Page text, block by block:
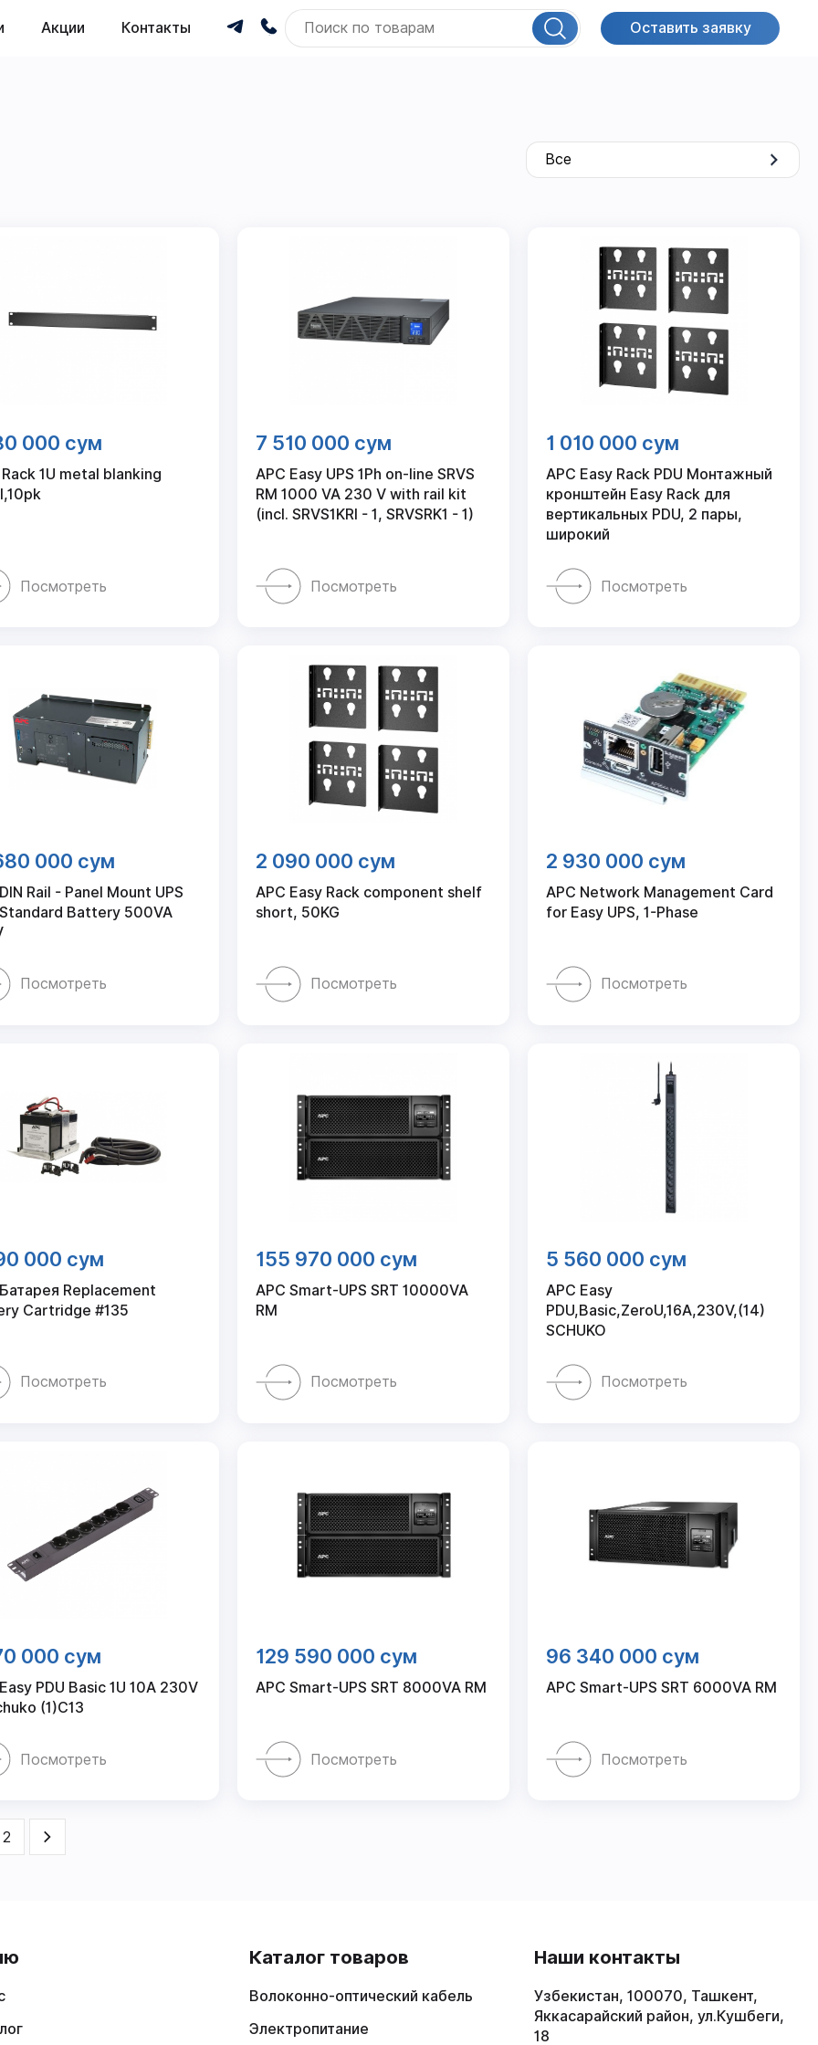
Акции Контакты Оставить заявку
Все
000 сум
1U metal blanking
Посмотреть
7 510 000 сум
APC Easy UPS 1Ph on-line SRVS
RM 1000 VA 230 V with rail kit
(incl. SRVS1KRI - 1, SRVSRK1 - 1)
Посмотреть
1 010 000 сум
APC Easy Rack PDU Монтажный
кронштейн Easy Rack для
вертикальных PDU, 2 пары,
широкий
Посмотреть
000 сум
Rail - Panel Mount UPS
Battery 500VA
Посмотреть
2 090 000 сум
APC Easy Rack component shelf
short, 50KG
Посмотреть
2 930 000 сум
APC Network Management Card
for Easy UPS, 1-Phase
Посмотреть
000 сум
Replacement
Cartridge #135
Посмотреть
155 970 000 сум
APC Smart-UPS SRT 10000VA
RM
Посмотреть
5 560 000 сум
APC Easy
PDU,Basic,ZeroU,16A,230V,(14)
SCHUKO
Посмотреть
000 сум
PDU Basic 1U 10A 230V
(1)C13
Посмотреть
129 590 000 сум
APC Smart-UPS SRT 8000VA RM
Посмотреть
96 340 000 сум
APC Smart-UPS SRT 6000VA RM
Посмотреть
2
Каталог товаров
Волоконно-оптический кабель
Электропитание
Наши контакты
Узбекистан, 100070, Ташкент,
Яккасарайский район, ул.Кушбеги,
18